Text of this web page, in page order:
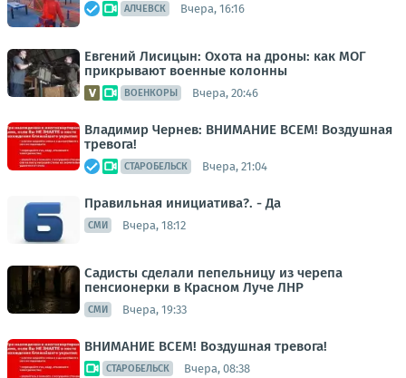
АЛЧЕВСК Вчера, 16:16
Евгений Лисицын: Охота на дроны: как МОГ
прикрывают военные колонны
ВОЕНКОРЫ Вчера, 20:46
Владимир Чернев: ВНИМАНИЕ ВСЕМ! Воздушная
тревога!
СТАРОБЕЛЬСК Вчера, 21:04
Правильная инициатива?. - Да
СМИ Вчера, 18:12
Садисты сделали пепельницу из черепа
пенсионерки в Красном Луче ЛНР
СМИ Вчера, 19:33
ВНИМАНИЕ ВСЕМ! Воздушная тревога!
СТАРОБЕЛЬСК Вчера, 08:38